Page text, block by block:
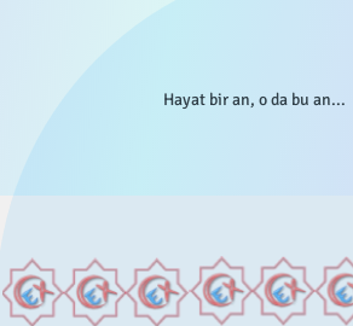
Hayat bir an, o da bu an...